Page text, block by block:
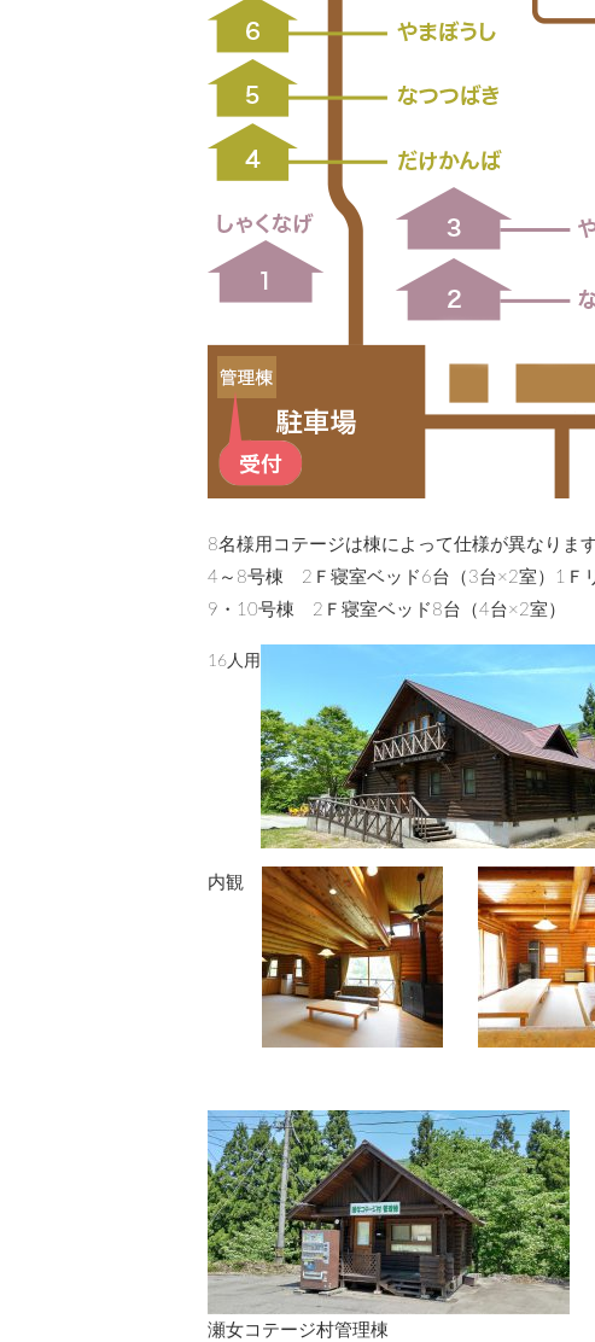
8名様用コテージは棟によって仕様が異なりま
4～8号棟 2Ｆ寝室ベッド6台（3台×2室）1Ｆ
9・10号棟 2Ｆ寝室ベッド8台（4台×2室）
16人用
内観
瀬女コテージ村管理棟